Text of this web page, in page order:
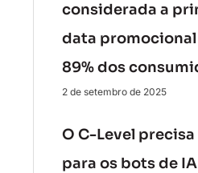
considerada a
data
89% dos
2 de setembro de 2025
O C-Level
para os bots de